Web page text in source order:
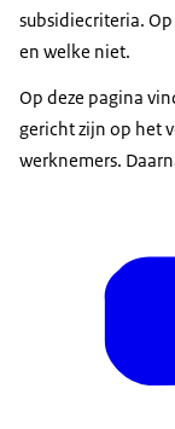
subsidiecriteria.
en welke niet.
Op deze pagina
gericht zijn op het
werknemers.